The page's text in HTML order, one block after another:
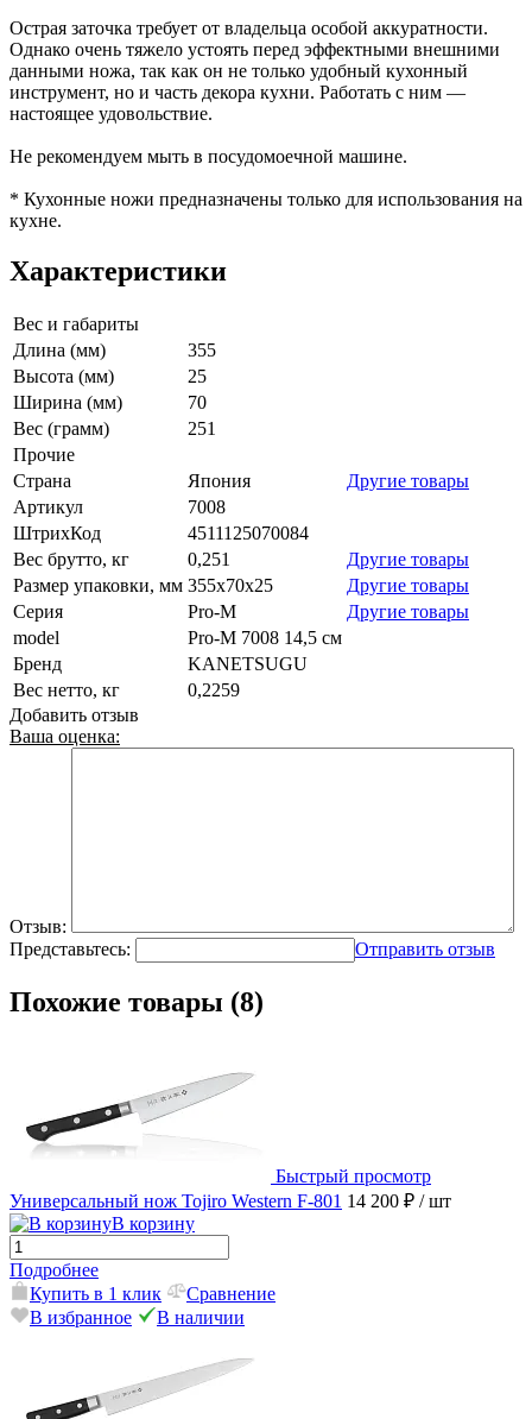
Острая заточка требует от владельца особой аккуратности.
Однако очень тяжело устоять перед эффектными внешними
данными ножа, так как он не только удобный кухонный
инструмент, но и часть декора кухни. Работать с ним —
настоящее удовольствие.
Не рекомендуем мыть в посудомоечной машине.
* Кухонные ножи предназначены только для использования на
кухне.
Характеристики
Вес и габариты
Длина (мм)
355
Высота (мм)
25
Ширина (мм)
70
Вес (грамм)
251
Прочие
Страна
Япония
Другие товары
Артикул
7008
ШтрихКод
4511125070084
Вес брутто, кг
0,251
Другие товары
Размер упаковки, мм 355x70x25
Другие товары
Серия
Pro-M
Другие товары
model
Pro-M 7008 14,5 см
Бренд
KANETSUGU
Вес нетто, кг
0,2259
Добавить отзыв
Ваша оценка:
Отзыв:
Представьтесь:
Отправить отзыв
Похожие товары (8)
Быстрый просмотр
Универсальный нож Tojiro Western F-801 14 200 ₽ / шт
В корзину
Подробнее
Купить в 1 клик
Сравнение
В избранное
В наличии